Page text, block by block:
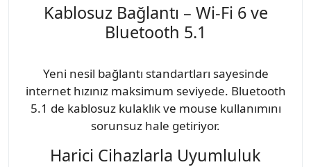
Kablosuz Bağlantı – Wi-Fi 6 ve
Bluetooth 5.1
Yeni nesil bağlantı standartları sayesinde
internet hızınız maksimum seviyede. Bluetooth
5.1 de kablosuz kulaklık ve mouse kullanımını
sorunsuz hale getiriyor.
Harici Cihazlarla Uyumluluk